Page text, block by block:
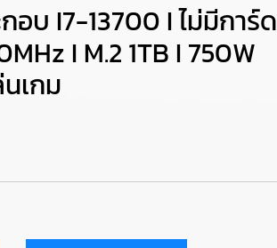
อบ I7-13700 I ไม่มีการ์ด
I M.2 1TB I 750W
เกม